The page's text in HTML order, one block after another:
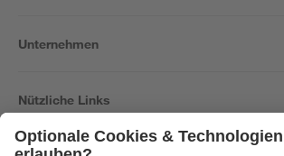
Unternehmen
Nützliche Links